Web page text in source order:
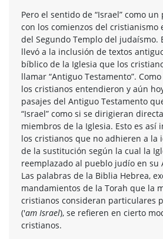
Pero el sentido de “Israel” como
con los comienzos del
del Segundo Templo del judaísmo.
llevó a la inclusión de textos
bíblico de la Iglesia que los
llamar “Antiguo Testamento”.
los cristianos entendieron y aún
pasajes del Antiguo Testamento
“Israel” como si se dirigieran
miembros de la Iglesia. Esto es así
los cristianos que no adhieren a la
de la sustitución según la cual la
reemplazado al pueblo judío en su
Las palabras de la Biblia Hebrea,
mandamientos de la Torah que la
cristianos consideran particulares
('am Israel), se refieren en cierto
cristianos.